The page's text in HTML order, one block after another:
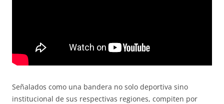
Señalados como una bandera no solo deportiva sino
institucional de sus respectivas regiones, compiten por